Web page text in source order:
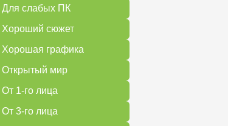
Для слабых ПК
Хороший сюжет
Хорошая графика
Открытый мир
От 1-го лица
От 3-го лица